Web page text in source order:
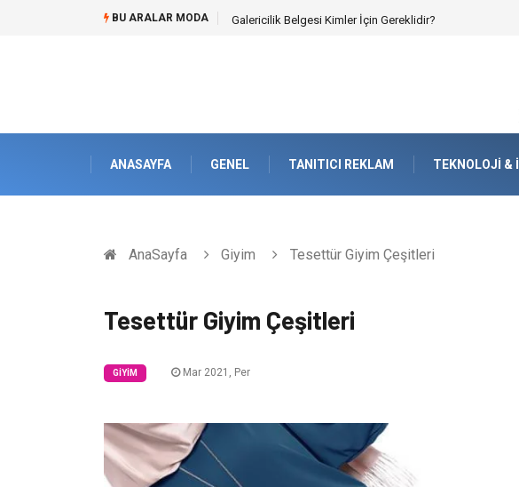
BU ARALAR MODA Doküman Yönetimi ile Kurumsal Hafızanın Dijitalleşmesi
ANASAYFA GENEL TANITICI REKLAM TEKNOLOJI &
AnaSayfa Giyim Tesettür Giyim Çeşitleri
Tesettür Giyim Çeşitleri
GIYIM Mar 2021, Per